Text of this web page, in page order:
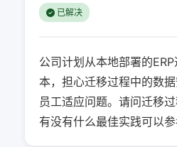
已解决
公司计划从本地部署的
本，担心迁移过程中的数
员工适应问题。请问迁移
有没有什么最佳实践可以参